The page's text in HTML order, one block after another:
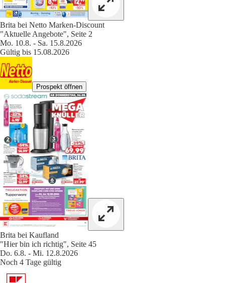
Brita bei Netto Marken-Discount
"Aktuelle Angebote", Seite 2
Mo. 10.8. - Sa. 15.8.2026
Gültig bis 15.08.2026
Prospekt öffnen
Brita bei Kaufland
"Hier bin ich richtig", Seite 45
Do. 6.8. - Mi. 12.8.2026
Noch 4 Tage gültig